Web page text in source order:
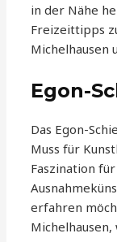
in der Nähe
Freizeittipps
Michelhausen
Egon-
Das Egon-
Muss für
Faszination
erfahren